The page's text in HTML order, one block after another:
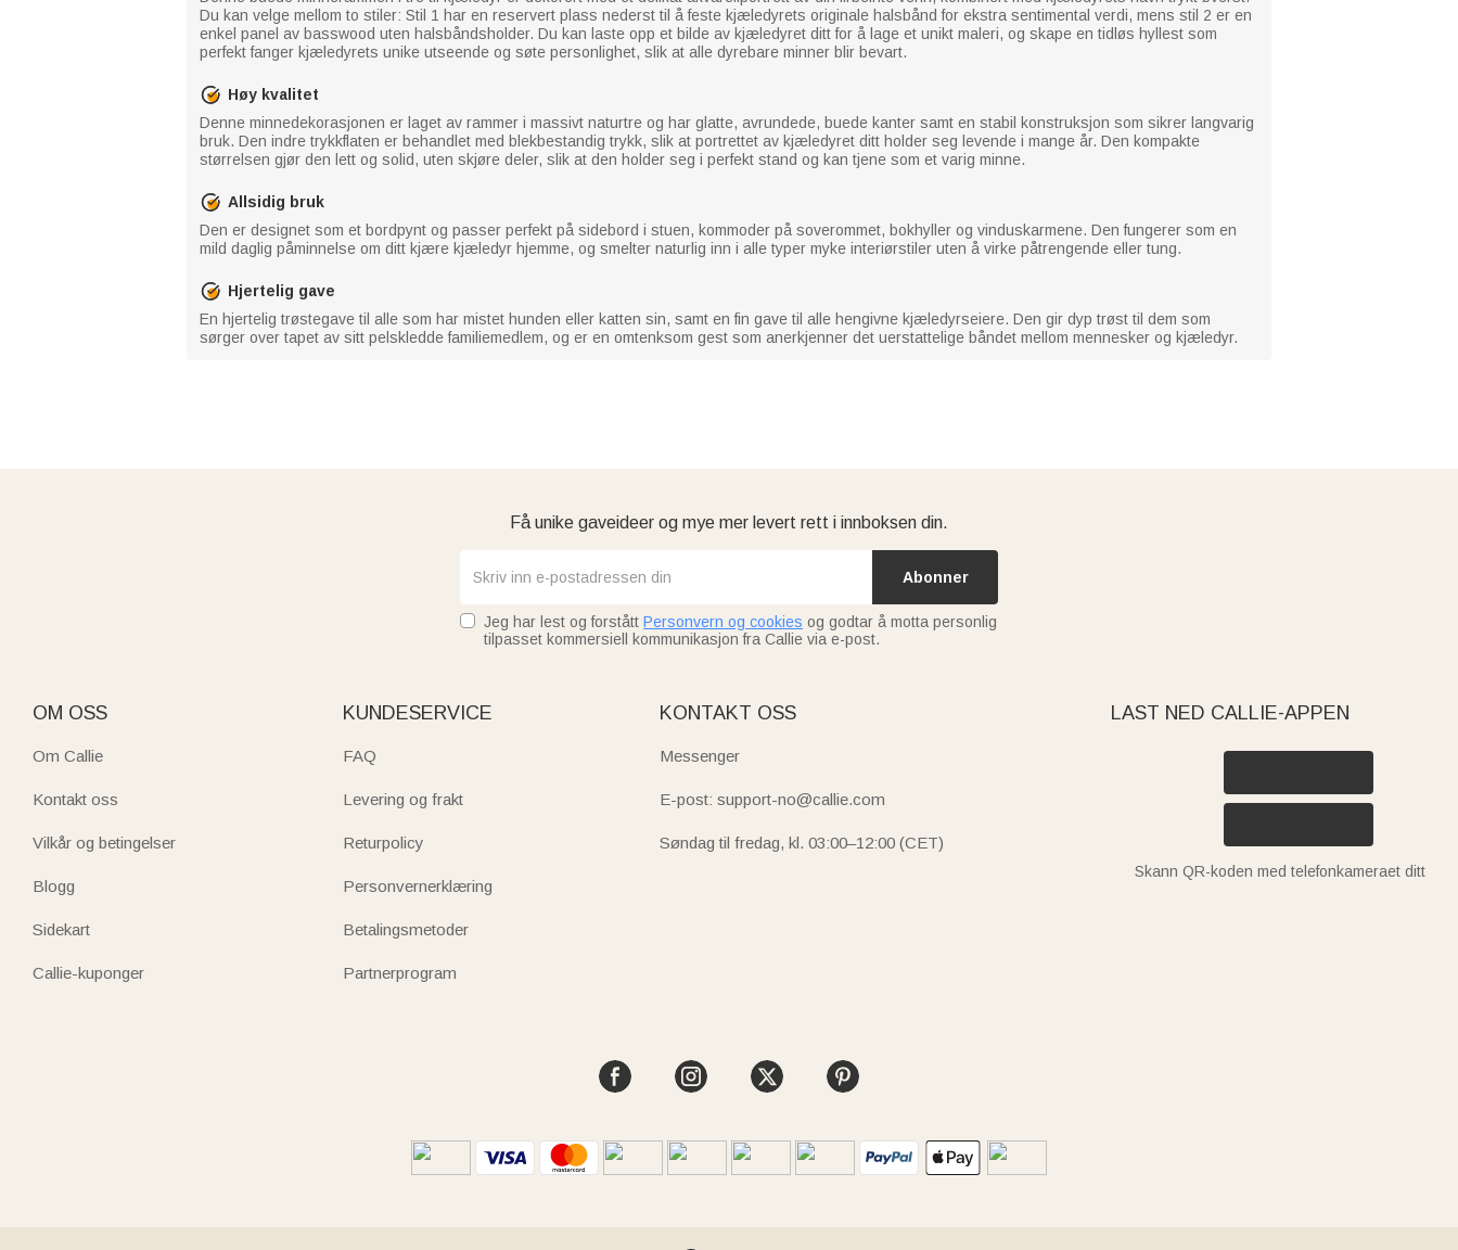
Du kan velge mellom to stiler: Stil 1 har en reservert plass nederst til å feste kjæledyrets originale halsbånd for ekstra sentimental verdi, mens stil 2 er en
enkel panel av basswood uten halsbåndsholder. Du kan laste opp et bilde av kjæledyret ditt for å lage et unikt maleri, og skape en tidløs hyllest som
perfekt fanger kjæledyrets unike utseende og søte personlighet, slik at alle dyrebare minner blir bevart.
Høy kvalitet
Denne minnedekorasjonen er laget av rammer i massivt naturtre og har glatte, avrundede, buede kanter samt en stabil konstruksjon som sikrer langvarig
bruk. Den indre trykkflaten er behandlet med blekbestandig trykk, slik at portrettet av kjæledyret ditt holder seg levende i mange år. Den kompakte
størrelsen gjør den lett og solid, uten skjøre deler, slik at den holder seg i perfekt stand og kan tjene som et varig minne.
Allsidig bruk
Den er designet som et bordpynt og passer perfekt på sidebord i stuen, kommoder på soverommet, bokhyller og vinduskarmene. Den fungerer som en
mild daglig påminnelse om ditt kjære kjæledyr hjemme, og smelter naturlig inn i alle typer myke interiørstiler uten å virke påtrengende eller tung.
Hjertelig gave
En hjertelig trøstegave til alle som har mistet hunden eller katten sin, samt en fin gave til alle hengivne kjæledyrseiere. Den gir dyp trøst til dem som
sørger over tapet av sitt pelskledde familiemedlem, og er en omtenksom gest som anerkjenner det uerstattelige båndet mellom mennesker og kjæledyr.
Få unike gaveideer og mye mer levert rett i innboksen din.
Abonner
Jeg har lest og forstått Personvern og cookies og godtar å motta personlig
tilpasset kommersiell kommunikasjon fra Callie via e-post.
OM OSS
Om Callie
Kontakt oss
Vilkår og betingelser
Blogg
Sidekart
Callie-kuponger
KUNDESERVICE
FAQ
Levering og frakt
Returpolicy
Personvernerklæring
Betalingsmetoder
Partnerprogram
KONTAKT OSS
Messenger
E-post: support-no@callie.com
Søndag til fredag, kl. 03:00–12:00 (CET)
LAST NED CALLIE-APPEN
Skann QR-koden med telefonkameraet ditt